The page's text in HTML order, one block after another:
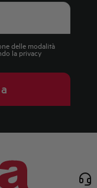
delle modalità
la privacy